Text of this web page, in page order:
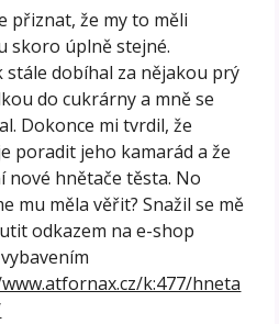
přiznat, že my to měli
skoro úplně stejné.
stále dobíhal za nějakou prý
do cukrárny a mně se
Dokonce mi tvrdil, že
poradit jeho kamarád a že
nové hnětače těsta. No
mu měla věřit? Snažil se mě
odkazem na e-shop
k:477/hneta